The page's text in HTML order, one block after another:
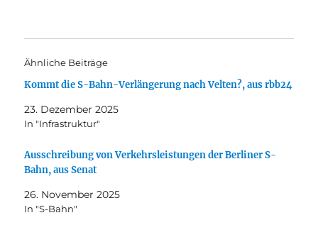
Ähnliche Beiträge
Kommt die S-Bahn-Verlängerung nach Velten?, aus rbb24
23. Dezember 2025
In "Infrastruktur"
Ausschreibung von Verkehrsleistungen der Berliner S-
Bahn, aus Senat
26. November 2025
In "S-Bahn"